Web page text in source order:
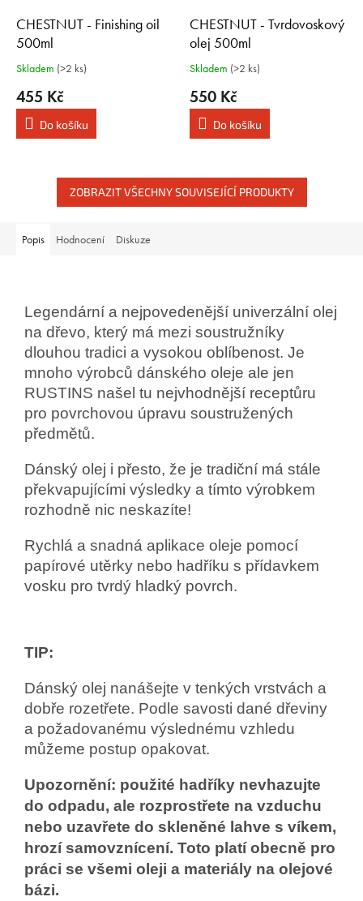
CHESTNUT - Finishing oil
500ml
Olej jantarové barvy na vnitřní
Skladem (>2 ks)
455 Kč
Do košíku
CHESTNUT - Tvrdovoskový
olej 500ml
Skladem (>2 ks)
550 Kč
Do košíku
ZOBRAZIT VŠECHNY SOUVISEJÍCÍ PRODUKTY
Popis Hodnocení Diskuze
Legendární a nejpovedenější univerzální olej
na dřevo, který má mezi soustružníky
dlouhou tradici a vysokou oblíbenost. Je
mnoho výrobců dánského oleje ale jen
RUSTINS našel tu nejvhodnější receptůru
pro povrchovou úpravu soustružených
předmětů.
Dánský olej i přesto, že je tradiční má stále
překvapujícími výsledky a tímto výrobkem
rozhodně nic neskazíte!
Rychlá a snadná aplikace oleje pomocí
papírové utěrky nebo hadříku s přídavkem
vosku pro tvrdý hladký povrch.
TIP:
Dánský olej nanášejte v tenkých vrstvách a
dobře rozetřete. Podle savosti dané dřeviny
a požadovanému výslednému vzhledu
můžeme postup opakovat.
Upozornění: použité hadříky nevhazujte
do odpadu, ale rozprostřete na vzduchu
nebo uzavřete do skleněné lahve s víkem,
hrozí samovznícení. Toto platí obecně pro
práci se všemi oleji a materiály na olejové
bázi.